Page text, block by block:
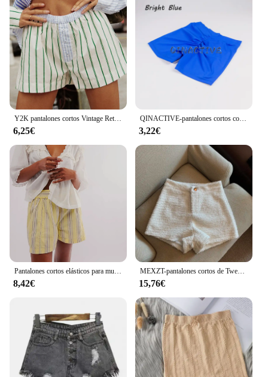
Y2K pantalones cortos Vintage Retro para mujer, ropa de calle elástica con botones, cintura alta, rayas gráficas, suelta, estética, bragas cortas informales
6,25€
QINACTIVE-pantalones cortos con espalda en V para mujer, ropa de gimnasio, pantalones cortos de ciclismo, mallas elásticas altas, Leggings de Fitness
3,22€
Pantalones cortos elásticos para mujer, Shorts informales de cintura alta con estampado a la moda, holgados, para vacaciones, playa, Club, ropa de calle Vintage Y2K
8,42€
MEXZT-pantalones cortos de Tweed para mujer, Shorts elegantes de cintura alta y pierna ancha para oficina, coreanos, blancos y negros, informales, combinan con todo, nuevos
15,76€